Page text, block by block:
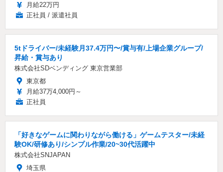
月給22万円
正社員 / 派遣社員
5tドライバー/未経験月37.4万円〜/賞与有/上場企業グループ/
昇給・賞与あり
株式会社SDベンディング 東京営業部
東京都
月給37万4,000円～
正社員
「好きなゲームに関わりながら働ける」ゲームテスター/未経
験OK/研修あり/シンプル作業/20~30代活躍中
株式会社SNJAPAN
埼玉県